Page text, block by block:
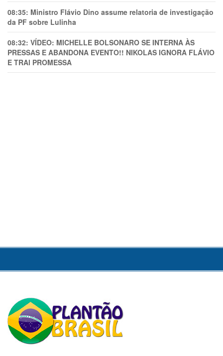
08:35: Ministro Flávio Dino assume relatoria de investigação
da PF sobre Lulinha
08:32: VÍDEO: MICHELLE BOLSONARO SE INTERNA ÀS
PRESSAS E ABANDONA EVENTO!! NIKOLAS IGNORA FLÁVIO
E TRAl PROMESSA